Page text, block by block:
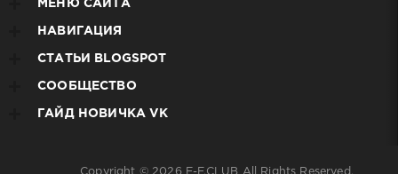
МЕНЮ САЙТА
НАВИГАЦИЯ
СТАТЬИ BLOGSPOT
СООБЩЕСТВО
ГАЙД НОВИЧКА VK